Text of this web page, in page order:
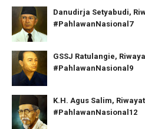
Danudirja Setyabudi,
#PahlawanNasional7
GSSJ Ratulangie,
#PahlawanNasional9
K.H. Agus Salim,
#PahlawanNasional12